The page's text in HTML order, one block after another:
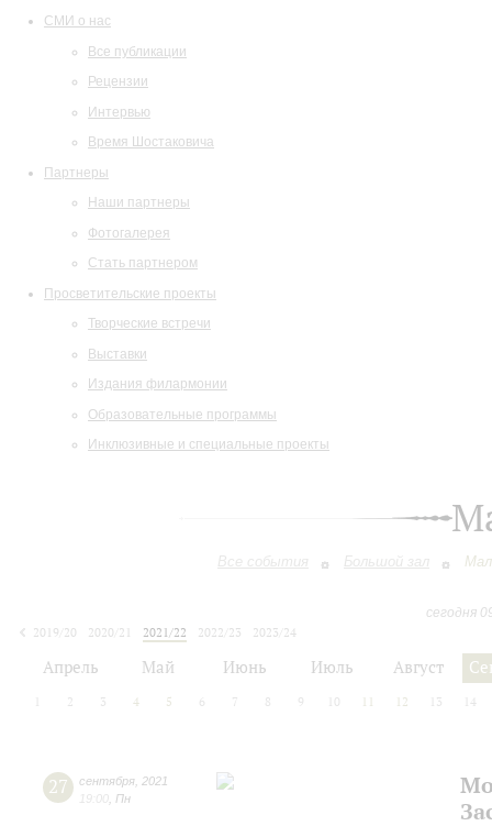
СМИ о нас
Все публикации
Рецензии
Интервью
Время Шостаковича
Партнеры
Наши партнеры
Фотогалерея
Стать партнером
Просветительские проекты
Творческие встречи
Выставки
Издания филармонии
Образовательные программы
Инклюзивные и специальные проекты
Все события Большой зал
сегодня
2019/20
2020/21 2021/22 2022/23
2023/24
Апрель Май Июнь Июль Август
2 3 4 5 6 7 8 9 10 11 12 13 14
27 сентября 2021
19:00 Пн